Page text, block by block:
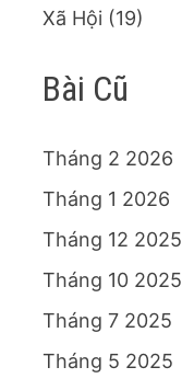
Xã Hội (19)
Bài Cũ
Tháng 2 2026
Tháng 1 2026
Tháng 12 2025
Tháng 10 2025
Tháng 7 2025
Tháng 5 2025